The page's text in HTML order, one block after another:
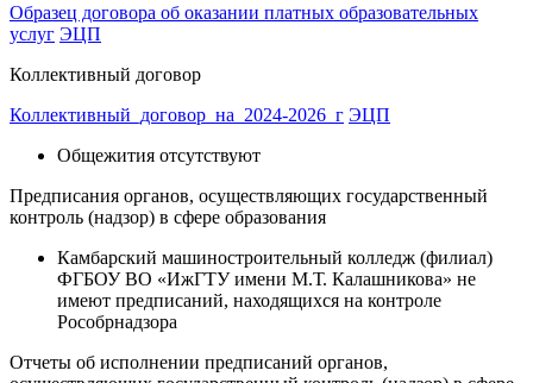
Образец договора об оказании платных образовательных
услуг ЭЦП
Коллективный договор
Коллективный_договор_на_2024-2026_г ЭЦП
Общежития отсутствуют
Предписания органов, осуществляющих государственный
контроль (надзор) в сфере образования
Камбарский машиностроительный колледж (филиал)
ФГБОУ ВО «ИжГТУ имени М.Т. Калашникова» не
имеют предписаний, находящихся на контроле
Рособрнадзора
Отчеты об исполнении предписаний органов,